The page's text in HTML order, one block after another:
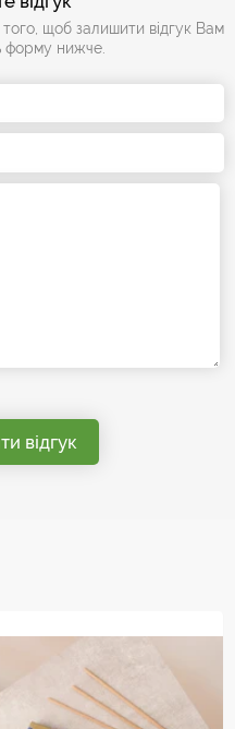
щоб залишити відгук Вам
форму нижче.
відгук